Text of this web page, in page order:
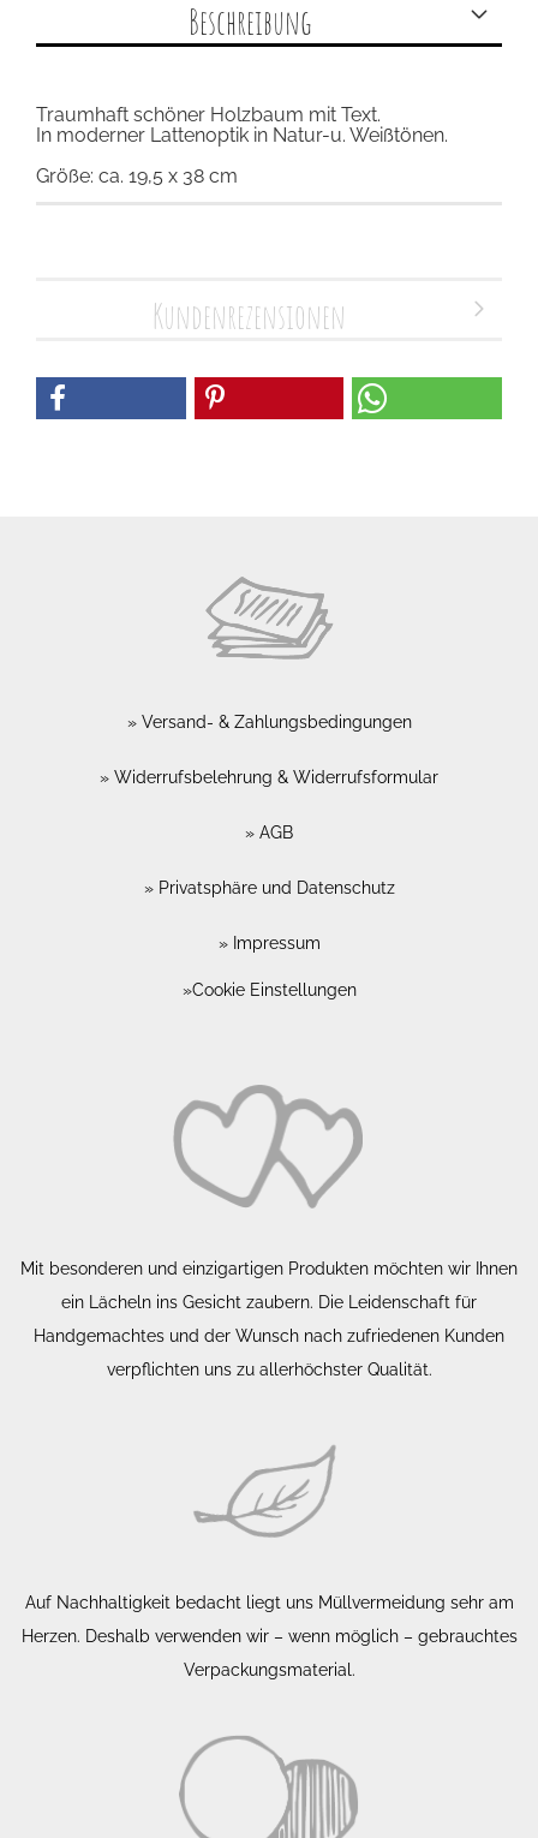
Beschreibung
Traumhaft schöner Holzbaum mit Text.
In moderner Lattenoptik in Natur-u. Weißtönen.
Größe: ca. 19,5 x 38 cm
Kundenrezensionen
Versand- & Zahlungsbedingungen
Widerrufsbelehrung & Widerrufsformular
AGB
Privatsphäre und Datenschutz
Impressum
Cookie Einstellungen
Mit besonderen und einzigartigen Produkten möchten wir Ihnen
ein Lächeln ins Gesicht zaubern. Die Leidenschaft für
Handgemachtes und der Wunsch nach zufriedenen Kunden
verpflichten uns zu allerhöchster Qualität.
Auf Nachhaltigkeit bedacht liegt uns Müllvermeidung sehr am
Herzen. Deshalb verwenden wir – wenn möglich – gebrauchtes
Verpackungsmaterial.